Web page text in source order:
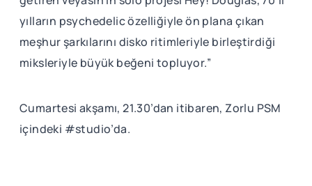
yılların psychedelic özelliğiyle ön plana çıkan
meşhur şarkılarını disko ritimleriyle birleştirdiği
miksleriyle büyük beğeni topluyor.”
Cumartesi akşamı, 21.30’dan itibaren, Zorlu PSM
içindeki #studio’da.